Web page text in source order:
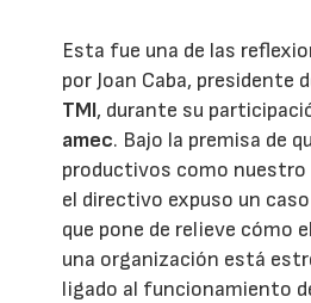
Esta fue una de las
por Joan Caba, presidente
TMI, durante su
amec. Bajo la premisa de
productivos como nuestro
el directivo expuso un
que pone de relieve cómo
una organización está
ligado al funcionamiento